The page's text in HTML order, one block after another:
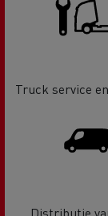
Truck service
Distributie